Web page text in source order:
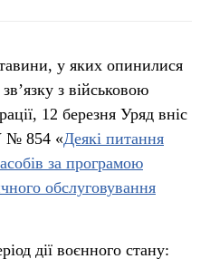
у яких опинилися
з військовою
12 березня Уряд вніс
№ 854 «Деякі питання
за програмою
обслуговування
дії воєнного стану: